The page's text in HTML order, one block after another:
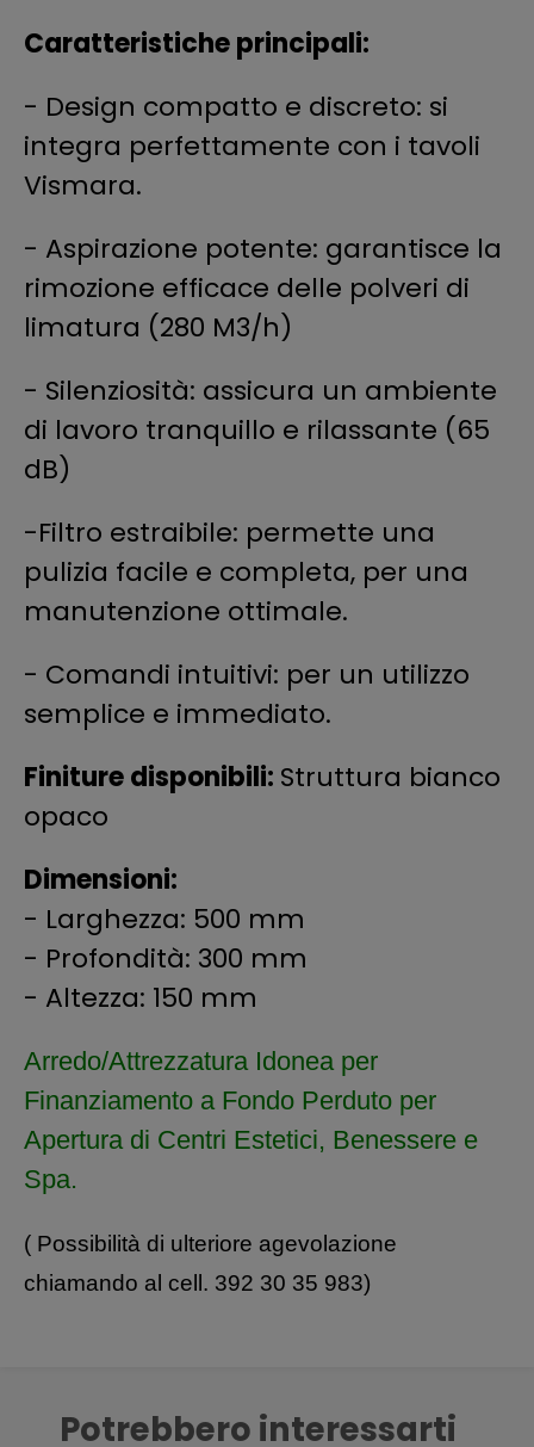
Caratteristiche principali:
- Design compatto e discreto: si
integra perfettamente con i tavoli
Vismara.
- Aspirazione potente: garantisce la
rimozione efficace delle polveri di
limatura (280 M3/h)
- Silenziosità: assicura un ambiente
di lavoro tranquillo e rilassante (65
dB)
-Filtro estraibile: permette una
pulizia facile e completa, per una
manutenzione ottimale.
- Comandi intuitivi: per un utilizzo
semplice e immediato.
Finiture disponibili: Struttura bianco
opaco
Dimensioni:
- Larghezza: 500 mm
- Profondità: 300 mm
- Altezza: 150 mm
Arredo/Attrezzatura Idonea per
Finanziamento a Fondo Perduto per
Apertura di Centri Estetici, Benessere e
Spa.
( Possibilità di ulteriore agevolazione
chiamando al cell. 392 30 35 983)
Potrebbero interessarti